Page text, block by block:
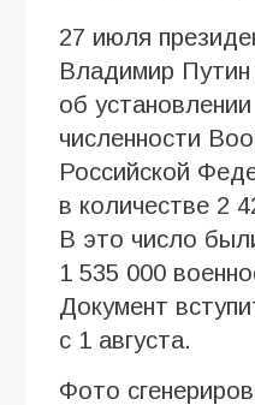
27 июля
Владимир Путин
об
численности
Российской
в количестве 2
В это число
1 535 000
Документ
с 1 августа.
Фото